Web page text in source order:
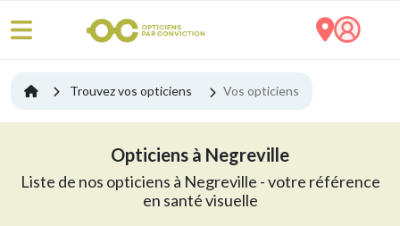
Trouvez vos opticiens Vos opticiens
Opticiens à Negreville
Liste de nos opticiens à Negreville - votre référence
en santé visuelle